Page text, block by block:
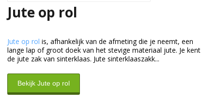
Jute op rol
Jute op rol is, afhankelijk van de afmeting die je neemt, een
lange lap of groot doek van het stevige materiaal jute. Je kent
de jute zak van sinterklaas. Jute sinterklaaszakk...
Bekijk Jute op rol